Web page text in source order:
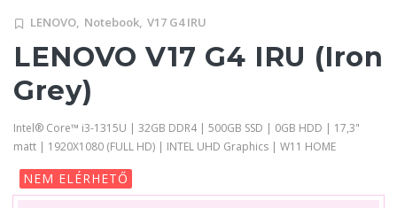
LENOVO, Notebook, V17 G4 IRU
LENOVO V17 G4 IRU (Iron
Grey)
Intel® Core™ i3-1315U | 32GB DDR4 | 500GB SSD | 0GB HDD | 17,3"
matt | 1920X1080 (FULL HD) | INTEL UHD Graphics | W11 HOME
NEM ELÉRHETŐ